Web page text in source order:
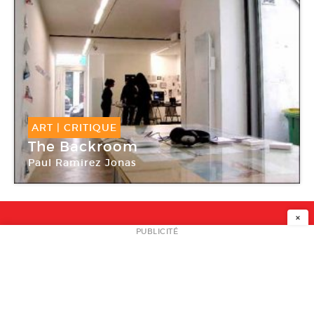
ART | CRITIQUE
The Backroom
Paul Ramirez Jonas
Kadist Art Foundation
NEWSLETTER
×
PUBLICITÉ